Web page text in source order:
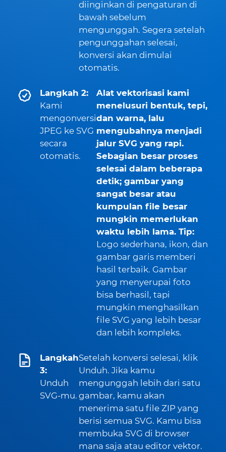
diinginkan di pengaturan di
bawah sebelum
mengunggah. Segera setelah
pengunggahan selesai,
konversi akan dimulai
otomatis.
Langkah 2:
Kami
mengonversi
JPEG ke SVG
secara
otomatis.
Alat vektorisasi kami
menelusuri bentuk, tepi,
dan warna, lalu
mengubahnya menjadi
jalur SVG yang rapi.
Sebagian besar proses
selesai dalam beberapa
detik; gambar yang
sangat besar atau
kumpulan file besar
mungkin memerlukan
waktu lebih lama. Tip:
Logo sederhana, ikon, dan
gambar garis memberi
hasil terbaik. Gambar
yang menyerupai foto
bisa berhasil, tapi
mungkin menghasilkan
file SVG yang lebih besar
dan lebih kompleks.
Langkah
3:
Unduh
SVG-mu.
Setelah konversi selesai, klik
Unduh. Jika kamu
mengunggah lebih dari satu
gambar, kamu akan
menerima satu file ZIP yang
berisi semua SVG. Kamu bisa
membuka SVG di browser
mana saja atau editor vektor.